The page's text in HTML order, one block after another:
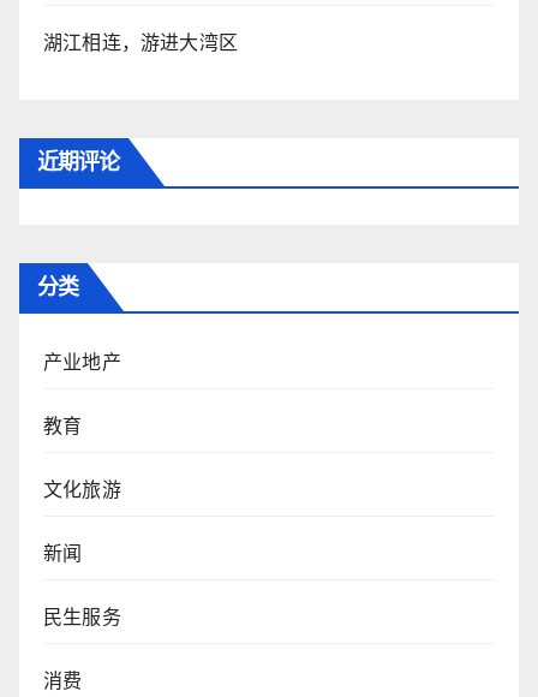
湖江相连，游进大湾区
近期评论
分类
产业地产
教育
文化旅游
新闻
民生服务
消费